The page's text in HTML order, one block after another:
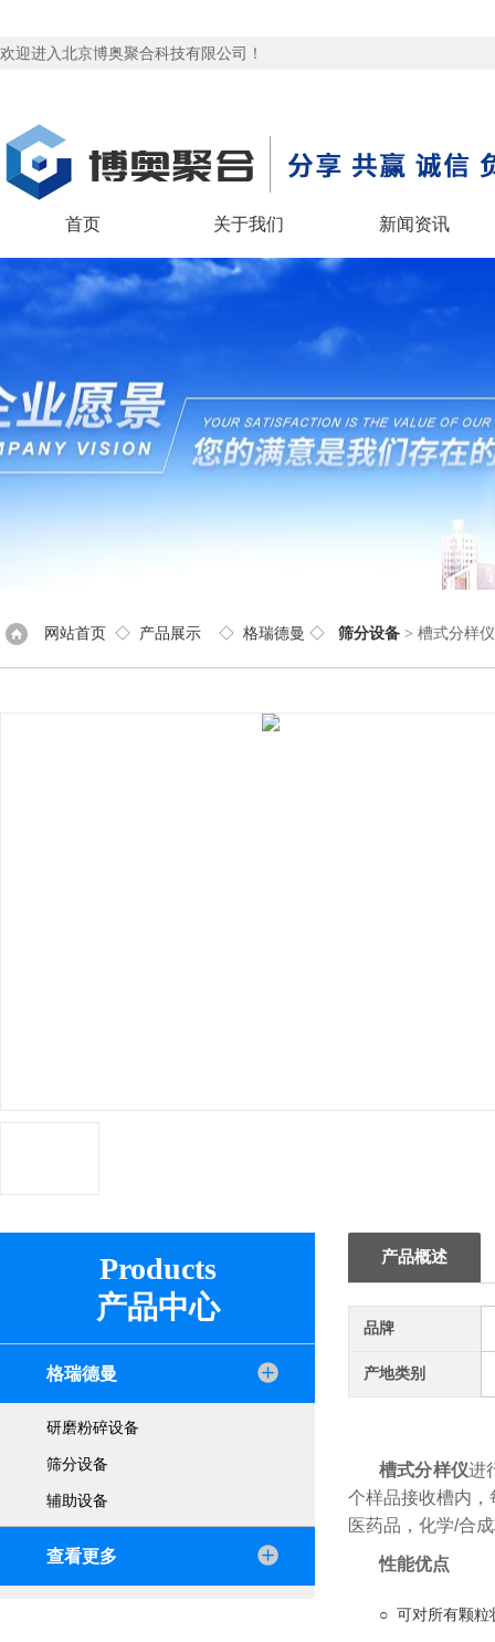
欢迎进入北京博奥聚合科技有限公司！
首页 关于我们 新闻资讯
网站首页 ◇ 产品展示 ◇ 格瑞德曼 ◇ 筛分设备 > 槽式分样仪
Products
产品中心
格瑞德曼
研磨粉碎设备
筛分设备
辅助设备
查看更多
产品概述
品牌
产地类别
槽式分样仪进
个样品接收槽内
医药品，化学/合
性能优点
○ 可对所有颗粒